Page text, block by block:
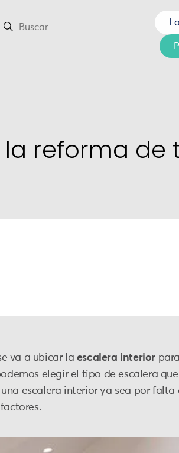
reforma de
va a ubicar la escalera interior
elegir el tipo de escalera que
escalera interior ya sea por falta